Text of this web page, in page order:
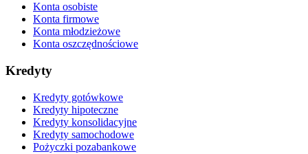
Konta osobiste
Konta firmowe
Konta młodzieżowe
Konta oszczędnościowe
Kredyty
Kredyty gotówkowe
Kredyty hipoteczne
Kredyty konsolidacyjne
Kredyty samochodowe
Pożyczki pozabankowe